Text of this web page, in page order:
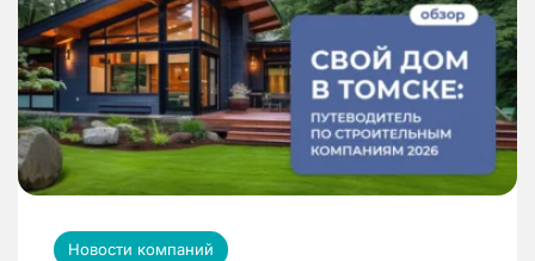
Новости компаний